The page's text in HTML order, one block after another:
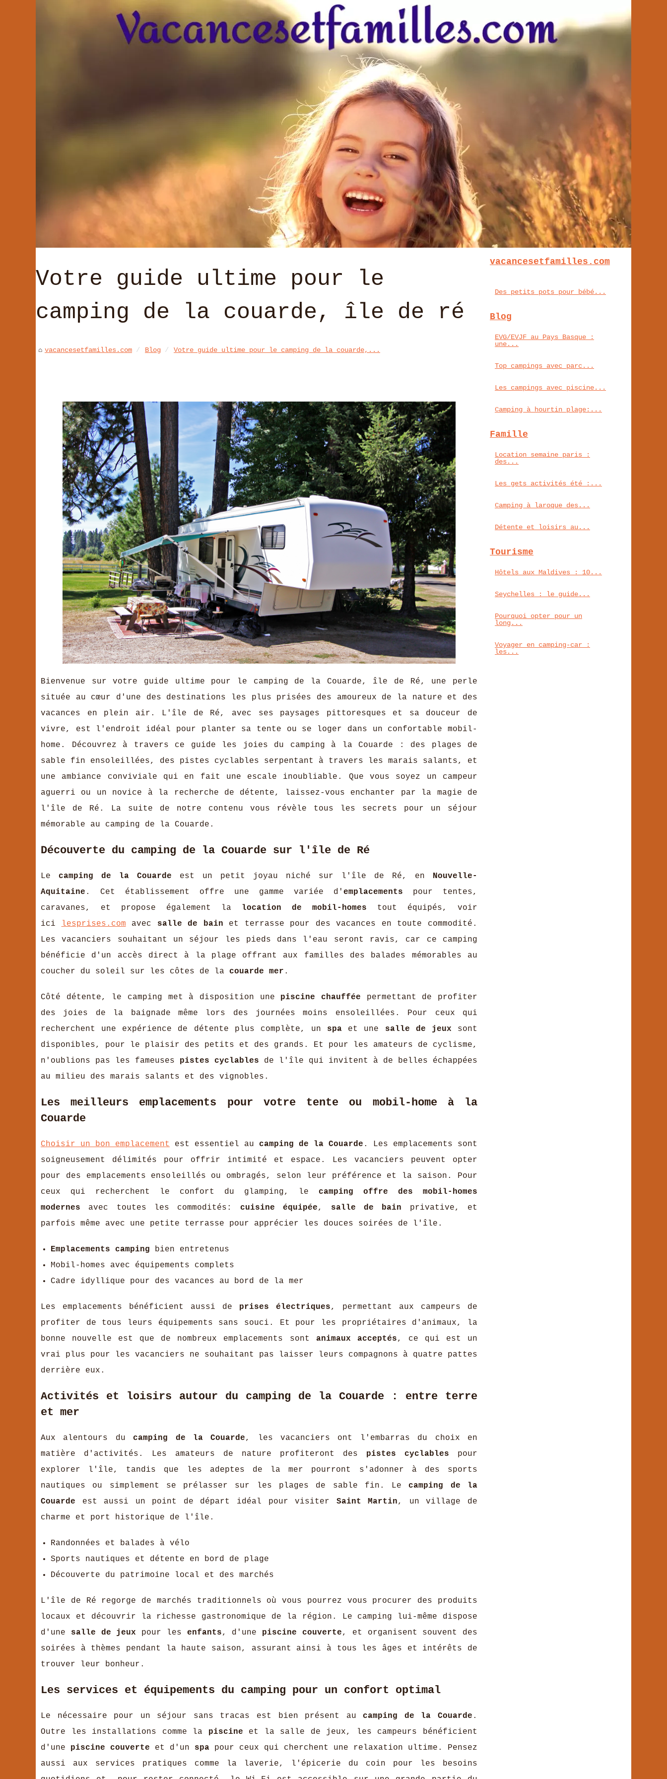
Votre guide ultime pour le
camping de la couarde, île de ré
vacancesetfamilles.com Blog Votre guide ultime pour le camping de la couarde,...
Bienvenue sur votre guide ultime pour le camping de la Couarde, île de Ré, une perle
située au cœur d'une des destinations les plus prisées des amoureux de la nature et des
vacances en plein air. L'île de Ré, avec ses paysages pittoresques et sa douceur de
vivre, est l'endroit idéal pour planter sa tente ou se loger dans un confortable mobil-
home. Découvrez à travers ce guide les joies du camping à la Couarde : des plages de
sable fin ensoleillées, des pistes cyclables serpentant à travers les marais salants, et
une ambiance conviviale qui en fait une escale inoubliable. Que vous soyez un campeur
aguerri ou un novice à la recherche de détente, laissez-vous enchanter par la magie de
l'île de Ré. La suite de notre contenu vous révèle tous les secrets pour un séjour
mémorable au camping de la Couarde.
Découverte du camping de la Couarde sur l'île de Ré
Le camping de la Couarde est un petit joyau niché sur l'île de Ré, en Nouvelle-
Aquitaine . Cet établissement offre une gamme variée d' emplacements pour tentes,
caravanes, et propose également la location de mobil-homes tout équipés, voir
ici
lesprises.com avec salle de bain et terrasse pour des vacances en toute commodité.
Les vacanciers souhaitant un séjour les pieds dans l'eau seront ravis, car ce camping
bénéficie d'un accès direct à la plage offrant aux familles des balades mémorables au
coucher du soleil sur les côtes de la couarde mer .
Côté détente, le camping met à disposition une piscine chauffée permettant de profiter
des joies de la baignade même lors des journées moins ensoleillées. Pour ceux qui
recherchent une expérience de détente plus complète, un spa et une salle de jeux sont
disponibles, pour le plaisir des petits et des grands. Et pour les amateurs de cyclisme,
n'oublions pas les fameuses pistes cyclables de l'île qui invitent à de belles échappées
au milieu des marais salants et des vignobles.
Les meilleurs emplacements pour votre tente ou mobil-home à la
Couarde
Choisir un bon emplacement est essentiel au camping de la Couarde . Les emplacements sont
soigneusement délimités pour offrir intimité et espace. Les vacanciers peuvent opter
pour des emplacements ensoleillés ou ombragés, selon leur préférence et la saison. Pour
ceux qui recherchent le confort du glamping, le camping offre des mobil-homes
modernes avec toutes les commodités: cuisine équipée, salle de bain privative, et
parfois même avec une petite terrasse pour apprécier les douces soirées de l'île.
Emplacements camping bien entretenus
Mobil-homes avec équipements complets
Cadre idyllique pour des vacances au bord de la mer
Les emplacements bénéficient aussi de prises électriques, permettant aux campeurs de
profiter de tous leurs équipements sans souci. Et pour les propriétaires d'animaux, la
bonne nouvelle est que de nombreux emplacements sont animaux acceptés, ce qui est un
vrai plus pour les vacanciers ne souhaitant pas laisser leurs compagnons à quatre pattes
derrière eux.
Activités et loisirs autour du camping de la Couarde : entre terre
et mer
Aux alentours ducamping de la Couarde, les vacanciers ont l'embarras du choix en
matière d'activités. Les amateurs de nature profiteront des pistes cyclables pour
explorer l'île, tandis que les adeptes de la mer pourront s'adonner à des sports
nautiques ou simplement se prélasser sur les plages de sable fin. Lecamping de la
Couarde est aussi un point de départ idéal pour visiter Saint Martin, un village de
charme et port historique de l'île.
Randonnées et balades à vélo
Sports nautiques et détente en bord de plage
Découverte du patrimoine local et des marchés
L'île de Ré regorge de marchés traditionnels où vous pourrez vous procurer des produits
locaux et découvrir la richesse gastronomique de la région. Le camping lui-même dispose
d'une salle de jeux pour les enfants, d'une piscine couverte, et organisent souvent des
soirées à thèmes pendant la haute saison, assurant ainsi à tous les âges et intérêts de
trouver leur bonheur.
Les services et équipements du camping pour un confort optimal
Le nécessaire pour un séjour sans tracas est bien présent aucamping de la Couarde .
Outre les installations comme la piscine et la salle de jeux, les campeurs bénéficient
d'une piscine couverte et d'un spa pour ceux qui cherchent une relaxation ultime. Pensez
aussi aux services pratiques comme la laverie, l'épicerie du coin pour les besoins
vacancesetfamilles.com
Des petits pots pour bébé...
Blog
EVG/EVJF au Pays Basque :
une...
Top campings avec parc...
Les campings avec piscine...
Camping à hourtin plage:...
Famille
Location semaine paris :
des...
Les gets activités été :...
Camping à laroque des...
Détente et loisirs au...
Tourisme
Hôtels aux Maldives : 10...
Seychelles : le guide...
Pourquoi opter pour un
long...
Voyager en camping-car :
les...